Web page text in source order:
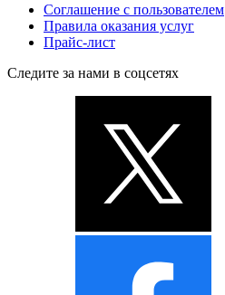
Соглашение с пользователем
Правила оказания услуг
Прайс-лист
Следите за нами в соцсетях